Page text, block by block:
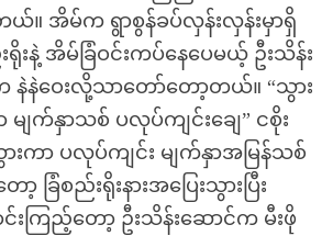
။ အိမ်က ရွာစွန်ခပ်လှန်းလှန်းမှာရှိ
ရိုးနဲ့ အိမ်ခြံဝင်းကပ်နေပေမယ့် ဦးသိန်း
နဲနဲဝေးလို့သာတော်တော့တယ်။ “သွား
ျက်နှာသစ် ပလုပ်ကျင်းချေ” ငစိုး
ကာ ပလုပ်ကျင်း မျက်နှာအမြန်သစ်
ခြံစည်းရိုးနားအပြေးသွားပြီး
းကြည့်တော့ ဦးသိန်းဆောင်က မီးဖို